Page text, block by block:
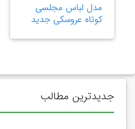
مدل لباس مجلسی
کوتاه عروسکی جدید
جدیدترین مطالب